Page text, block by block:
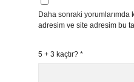
Daha sonraki yorumlarımda
adresim ve site adresim bu
5 + 3 kaçtır? *